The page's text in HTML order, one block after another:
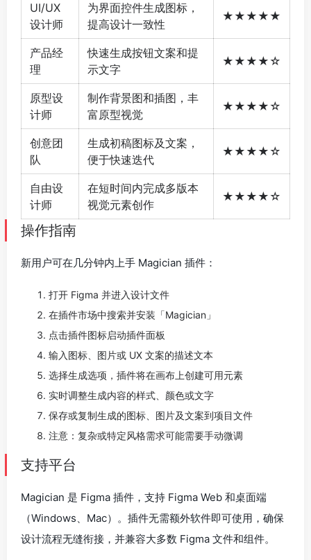
UI/UX
设计师
为界面控件生成图标，
提高设计一致性
★★★★★
产品经
理
快速生成按钮文案和提
示文字
★★★★☆
原型设
计师
制作背景图和插图，丰
富原型视觉
★★★★☆
创意团
队
生成初稿图标及文案，
便于快速迭代
★★★★☆
自由设
计师
在短时间内完成多版本
视觉元素创作
★★★★☆
操作指南
新用户可在几分钟内上手 Magician 插件：
打开 Figma 并进入设计文件
在插件市场中搜索并安装「Magician」
点击插件图标启动插件面板
输入图标、图片或 UX 文案的描述文本
选择生成选项，插件将在画布上创建可用元素
实时调整生成内容的样式、颜色或文字
保存或复制生成的图标、图片及文案到项目文件
注意：复杂或特定风格需求可能需要手动微调
支持平台
Magician 是 Figma 插件，支持 Figma Web 和桌面端
（Windows、Mac）。插件无需额外软件即可使用，确保
设计流程无缝衔接，并兼容大多数 Figma 文件和组件。